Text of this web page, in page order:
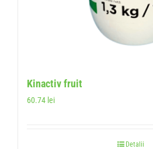
Kinactiv fruit
60.74 lei
Detalii